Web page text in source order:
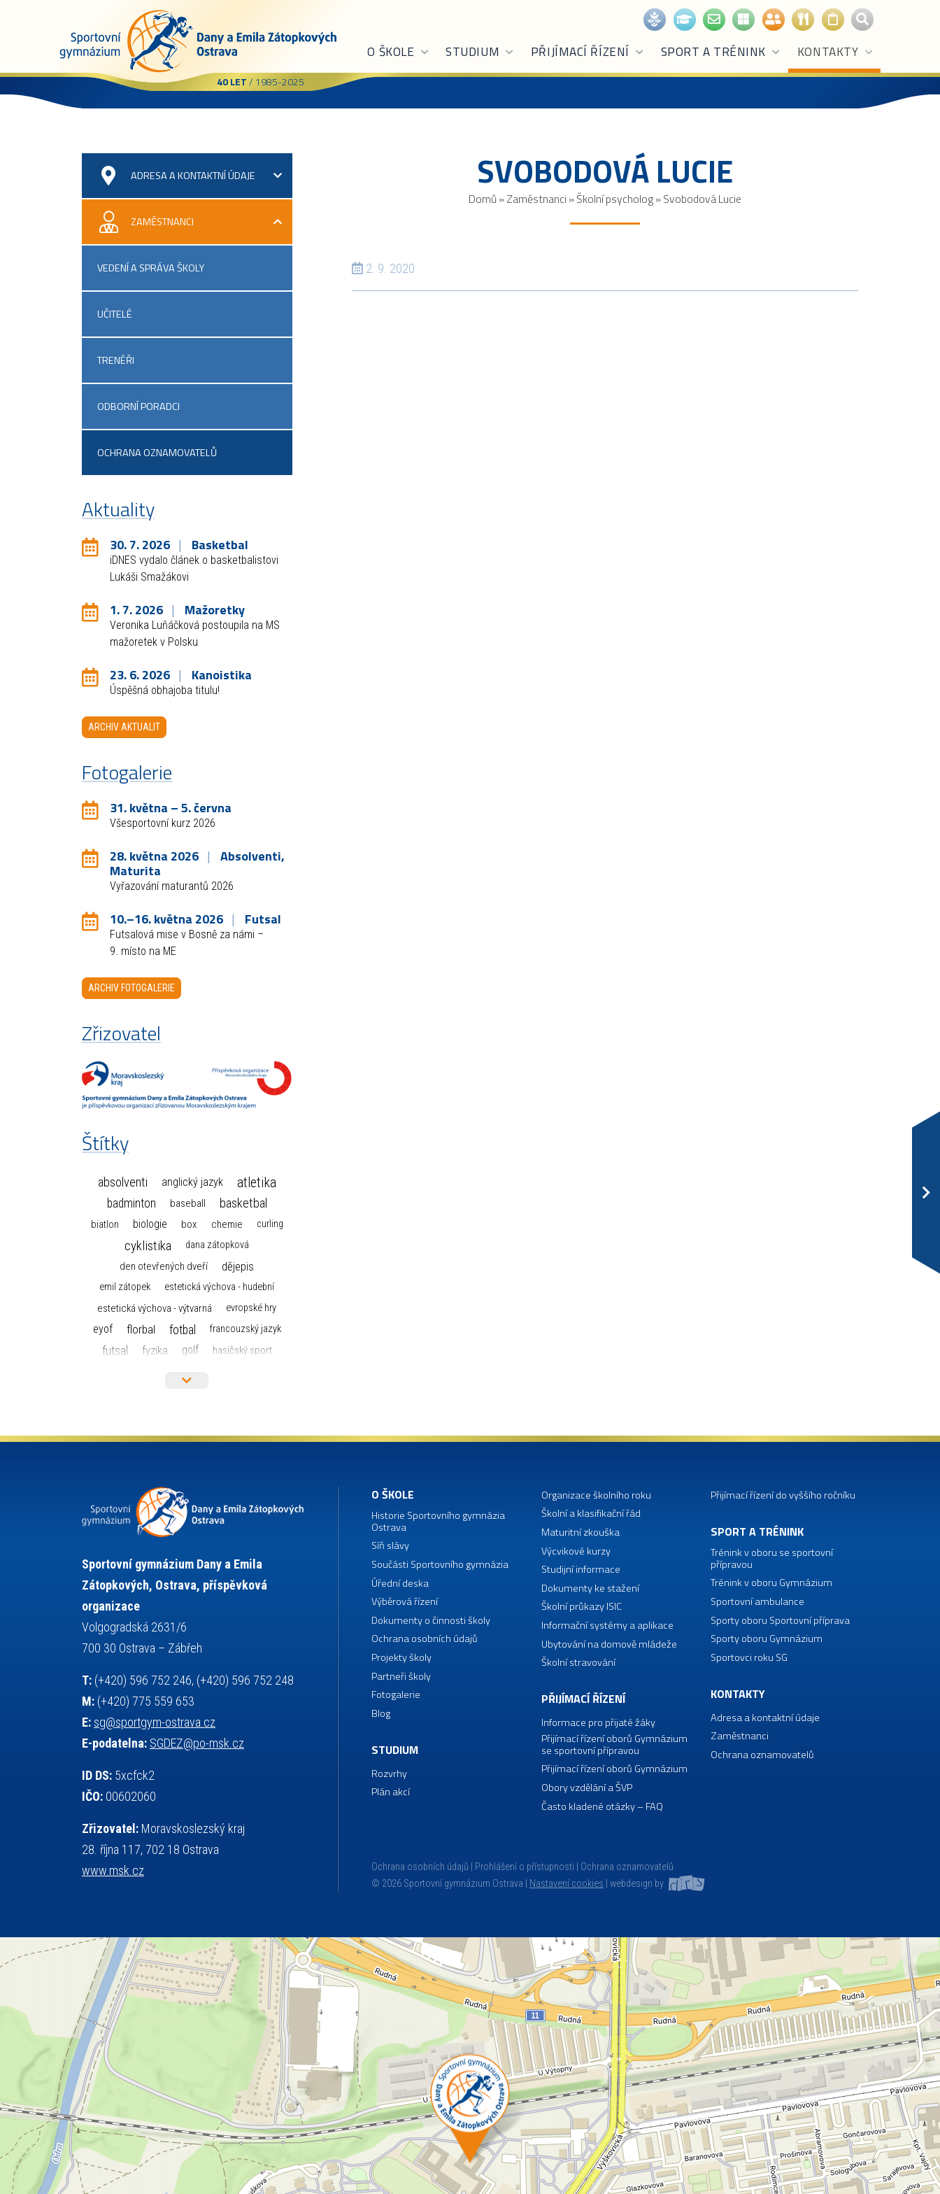
40 LET/ 1985-2025
O ŠKOLE STUDIUM PŘIJÍMACÍ ŘÍZENÍ SPORT A TRÉNINK KONTAKTY
SVOBODOVÁ LUCIE
Domů »Zaměstnanci »Školní psycholog»Svobodová Lucie
2. 9. 2020
ADRESA A KONTAKTNÍ ÚDAJE
ZAMĚSTNANCI
VEDENÍ A SPRÁVA ŠKOLY
UČITELÉ
TRENÉŘI
ODBORNÍ PORADCI
OCHRANA OZNAMOVATELŮ
Aktuality
30. 7. 2026 Basketbal
iDNES vydalo článek o basketbalistovi
Lukáši Smažákovi
1. 7. 2026 Mažoretky
Veronika Luňáčková postoupila na MS
mažoretek v Polsku
23. 6. 2026 Kanoistika
Úspěšná obhajoba titulu!
ARCHIV AKTUALIT
Fotogalerie
31. května – 5. června
Všesportovní kurz 2026
28. května 2026 Absolventi,
Maturita
Vyřazování maturantů 2026
10.–16. května 2026 Futsal
Futsalová mise v Bosně za námi –
9. místo na ME
ARCHIV FOTOGALERIE
Zřizovatel
Štítky
absolventi anglický jazyk atletika
badminton baseball basketbal
biatlon biologie box chemie curling
cyklistika dana zátopková
den otevřených dveří dějepis
emil zátopek estetická výchova - hudební
estetická výchova - výtvarná evropské hry
eyof florbal fotbal francouzský jazyk
futsal fyzika golf hasičský sport
krasobruslení
kultura a historie
moderní gymnastika
německý jazyk
občanská nauka
olympijské hry olympiáda dětí a mládeže
organizace plavání
pozvánka
požární sport
projekty přednáška
přijímací řízení
rychlobruslení
snowboarding
sportovní gymnastika sportovní lezení
squash stolní tenis
talentová zkouška
tanec
teorie sportovní přípravy
tělesná výchova
událost
volejbal
vzpírání
zeměpis základy společenských věd
zápas řeckořímský úřední deska
český jazyk
Sportovní gymnázium Dany a Emila
Zátopkových, Ostrava, příspěvková
organizace
Volgogradská 2631/6
700 30 Ostrava – Zábřeh
T: (+420) 596 752 246, (+420) 596 752 248
M: (+420) 775 559 653
E: sg@sportgym-ostrava.cz
E-podatelna: SGDEZ@po-msk.cz
ID DS: 5xcfck2
IČO: 00602060
Zřizovatel: Moravskoslezský kraj
28. října 117, 702 18 Ostrava
www.msk.cz
O ŠKOLE
Historie Sportovního gymnázia
Ostrava
Síň slávy
Součásti Sportovního gymnázia
Úřední deska
Výběrová řízení
Dokumenty o činnosti školy
Ochrana osobních údajů
Projekty školy
Partneři školy
Fotogalerie
Blog
STUDIUM
Rozvrhy
Plán akcí
Organizace školního roku
Školní a klasifikační řád
Maturitní zkouška
Výcvikové kurzy
Studijní informace
Dokumenty ke stažení
Školní průkazy ISIC
Informační systémy a aplikace
Ubytování na domově mládeže
Školní stravování
PŘIJÍMACÍ ŘÍZENÍ
Informace pro přijaté žáky
Přijímací řízení oborů Gymnázium
se sportovní přípravou
Přijímací řízení oborů Gymnázium
Obory vzdělání a ŠVP
Často kladené otázky – FAQ
Přijímací řízení do vyššího ročníku
SPORT A TRÉNINK
Trénink v oboru se sportovní
přípravou
Trénink v oboru Gymnázium
Sportovní ambulance
Sporty oboru Sportovní příprava
Sporty oboru Gymnázium
Sportovci roku SG
KONTAKTY
Adresa a kontaktní údaje
Zaměstnanci
Ochrana oznamovatelů
Ochrana osobních údajů Prohlášení o přístupnosti
Ochrana oznamovatelů
© 2026 Sportovní gymnázium Ostrava |
Nastavení cookies webdesign by